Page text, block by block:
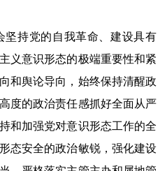
坚持党的自我革命、建设具有
义意识形态的极端重要性和紧
和舆论导向，始终保持清醒政
度的政治责任感抓好全面从严
和加强党对意识形态工作的全
态安全的政治敏锐，强化建设